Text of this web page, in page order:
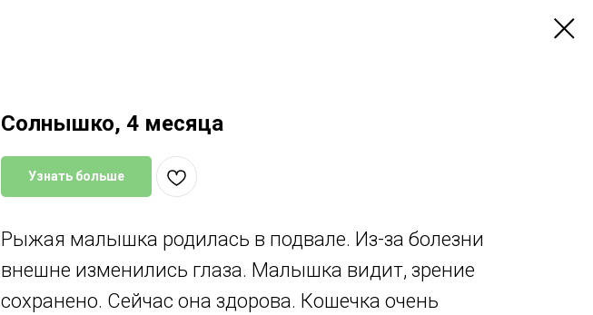
Солнышко, 4 месяца
Узнать больше
Рыжая малышка родилась в подвале. Из-за болезни
внешне изменились глаза. Малышка видит, зрение
сохранено. Сейчас она здорова. Кошечка очень